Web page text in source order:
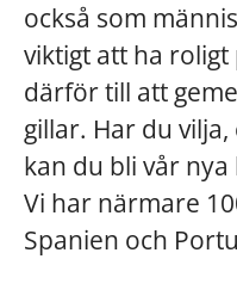
också som
viktigt att ha
därför till att
gillar. Har du
kan du bli vår nya
Vi har närmare
Spanien och